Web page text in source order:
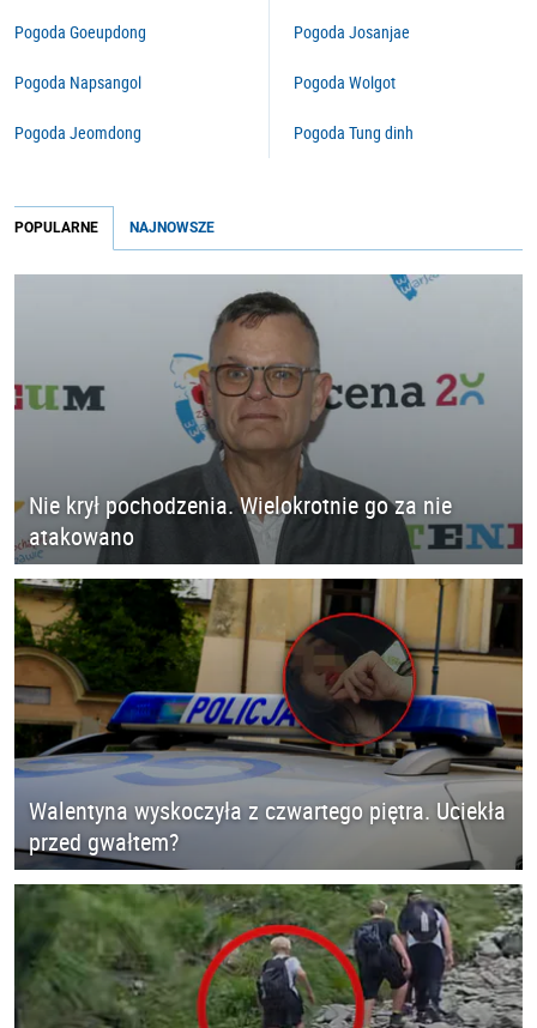
Pogoda Goeupdong
Pogoda Napsangol
Pogoda Jeomdong
Pogoda Josanjae
Pogoda Wolgot
Pogoda Tung dinh
POPULARNE NAJNOWSZE
Nie krył pochodzenia. Wielokrotnie go za nie
atakowano
Walentyna wyskoczyła z czwartego piętra. Uciekła
przed gwałtem?